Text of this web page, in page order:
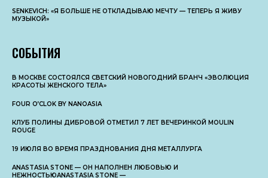
SENKEVICH: «Я БОЛЬШЕ НЕ ОТКЛАДЫВАЮ МЕЧТУ — ТЕПЕРЬ Я ЖИВУ
МУЗЫКОЙ»
СОБЫТИЯ
В МОСКВЕ СОСТОЯЛСЯ СВЕТСКИЙ НОВОГОДНИЙ БРАНЧ «ЭВОЛЮЦИЯ
КРАСОТЫ ЖЕНСКОГО ТЕЛА»
FOUR O’CLOK BY NANOASIA
КЛУБ ПОЛИНЫ ДИБРОВОЙ ОТМЕТИЛ 7 ЛЕТ ВЕЧЕРИНКОЙ MOULIN
ROUGE
19 ИЮЛЯ ВО ВРЕМЯ ПРАЗДНОВАНИЯ ДНЯ МЕТАЛЛУРГА
ANASTASIA STONE — ОН НАПОЛНЕН ЛЮБОВЬЮ И
НЕЖНОСТЬЮANASTASIA STONE —